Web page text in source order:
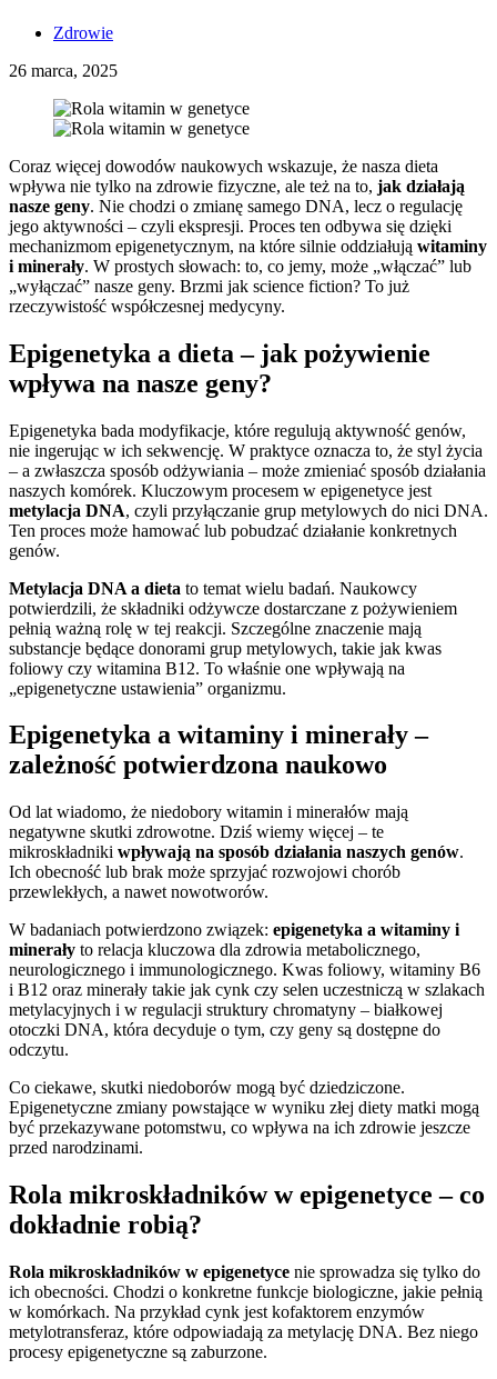
Zdrowie
26 marca, 2025
Coraz więcej dowodów naukowych wskazuje, że nasza dieta
wpływa nie tylko na zdrowie fizyczne, ale też na to, jak działają
nasze geny. Nie chodzi o zmianę samego DNA, lecz o regulację
jego aktywności – czyli ekspresji. Proces ten odbywa się dzięki
mechanizmom epigenetycznym, na które silnie oddziałują witaminy
i minerały. W prostych słowach: to, co jemy, może „włączać” lub
„wyłączać” nasze geny. Brzmi jak science fiction? To już
rzeczywistość współczesnej medycyny.
Epigenetyka a dieta – jak pożywienie
wpływa na nasze geny?
Epigenetyka bada modyfikacje, które regulują aktywność genów,
nie ingerując w ich sekwencję. W praktyce oznacza to, że styl życia
– a zwłaszcza sposób odżywiania – może zmieniać sposób działania
naszych komórek. Kluczowym procesem w epigenetyce jest
metylacja DNA, czyli przyłączanie grup metylowych do nici DNA.
Ten proces może hamować lub pobudzać działanie konkretnych
genów.
Metylacja DNA a dieta to temat wielu badań. Naukowcy
potwierdzili, że składniki odżywcze dostarczane z pożywieniem
pełnią ważną rolę w tej reakcji. Szczególne znaczenie mają
substancje będące donorami grup metylowych, takie jak kwas
foliowy czy witamina B12. To właśnie one wpływają na
„epigenetyczne ustawienia” organizmu.
Epigenetyka a witaminy i minerały –
zależność potwierdzona naukowo
Od lat wiadomo, że niedobory witamin i minerałów mają
negatywne skutki zdrowotne. Dziś wiemy więcej – te
mikroskładniki wpływają na sposób działania naszych genów.
Ich obecność lub brak może sprzyjać rozwojowi chorób
przewlekłych, a nawet nowotworów.
W badaniach potwierdzono związek: epigenetyka a witaminy i
minerały to relacja kluczowa dla zdrowia metabolicznego,
neurologicznego i immunologicznego. Kwas foliowy, witaminy B6
i B12 oraz minerały takie jak cynk czy selen uczestniczą w szlakach
metylacyjnych i w regulacji struktury chromatyny – białkowej
otoczki DNA, która decyduje o tym, czy geny są dostępne do
odczytu.
Co ciekawe, skutki niedoborów mogą być dziedziczone.
Epigenetyczne zmiany powstające w wyniku złej diety matki mogą
być przekazywane potomstwu, co wpływa na ich zdrowie jeszcze
przed narodzinami.
Rola mikroskładników w epigenetyce – co
dokładnie robią?
Rola mikroskładników w epigenetyce nie sprowadza się tylko do
ich obecności. Chodzi o konkretne funkcje biologiczne, jakie pełnią
w komórkach. Na przykład cynk jest kofaktorem enzymów
metylotransferaz, które odpowiadają za metylację DNA. Bez niego
procesy epigenetyczne są zaburzone.